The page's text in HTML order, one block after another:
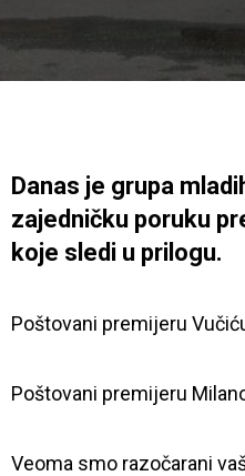
Danas je grupa
zajedničku poruku
koje sledi u prilogu.
Poštovani premijeru
Poštovani premijeru
Veoma smo razočarani